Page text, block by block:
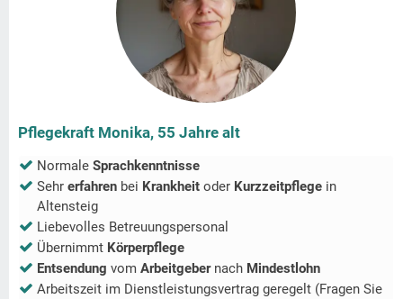
Pflegekraft Monika, 55 Jahre alt
Normale Sprachkenntnisse
Sehr erfahren bei Krankheit oder Kurzzeitpflege in
Altensteig
Liebevolles Betreuungspersonal
Übernimmt Körperpflege
Entsendung vom Arbeitgeber nach Mindestlohn
Arbeitszeit im Dienstleistungsvertrag geregelt (Fragen Sie